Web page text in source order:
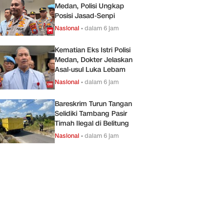
Medan, Polisi Ungkap
Posisi Jasad-Senpi
Nasional •dalam 6 jam
Kematian Eks Istri Polisi
Medan, Dokter Jelaskan
Asal-usul Luka Lebam
Nasional •dalam 6 jam
Bareskrim Turun Tangan
Selidiki Tambang Pasir
Timah Ilegal di Belitung
Nasional •dalam 6 jam